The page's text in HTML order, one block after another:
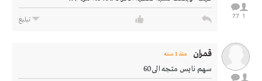
1
77 تبليغ
قمران منذ 1 سنه
سهم نايس متجه الى60